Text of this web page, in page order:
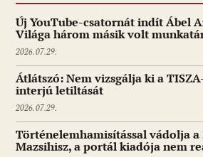
Új YouTube-csatornát indít Ábel
Világa három másik volt
2026.07.29.
Átlátszó: Nem vizsgálja ki a
interjú letiltását
2026.07.29.
Történelemhamisítással vádolja a
Mazsihisz, a portál kiadója nem